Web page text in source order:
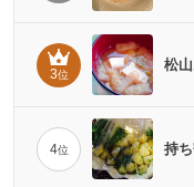
3位
松
4位 持